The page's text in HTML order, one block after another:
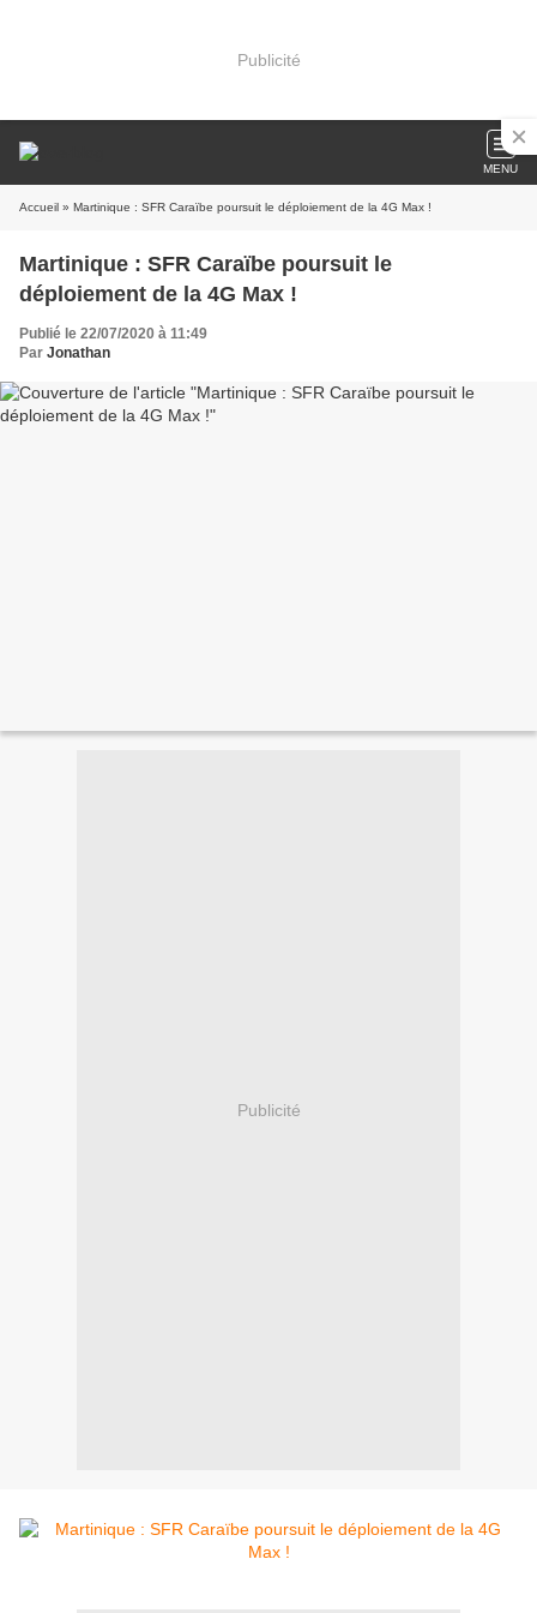
Publicité
MENU
Accueil » Martinique : SFR Caraïbe poursuit le déploiement de la 4G Max !
Martinique : SFR Caraïbe poursuit le
déploiement de la 4G Max !
Publié le 22/07/2020 à 11:49
Par Jonathan
Publicité